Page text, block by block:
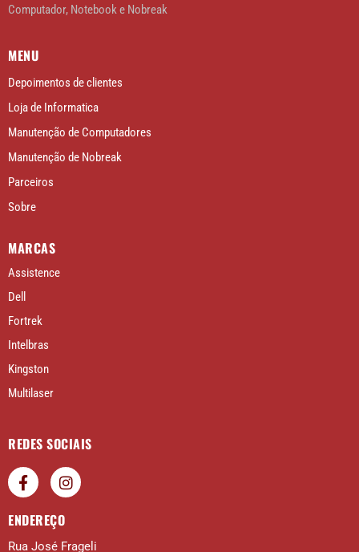
Computador, Notebook e Nobreak
MENU
Depoimentos de clientes
Loja de Informatica
Manutenção de Computadores
Manutenção de Nobreak
Parceiros
Sobre
MARCAS
Assistence
Dell
Fortrek
Intelbras
Kingston
Multilaser
REDES SOCIAIS
ENDEREÇO
Rua José Frageli